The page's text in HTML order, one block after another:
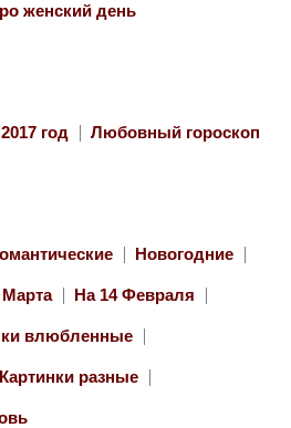
женский день
год Любовный гороскоп
Новогодние
Марта На 14 Февраля
влюбленные
Картинки разные